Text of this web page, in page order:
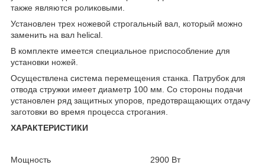
также являются роликовыми.
Установлен трех ножевой строгальный вал, который можно
заменить на вал helical.
В комплекте имеется специальное приспособление для
установки ножей.
Осуществлена система перемещения станка. Патрубок для
отвода стружки имеет диаметр 100 мм. Со стороны подачи
установлен ряд защитных упоров, предотвращающих отдачу
заготовки во время процесса строгания.
ХАРАКТЕРИСТИКИ
Мощность 2900 Вт